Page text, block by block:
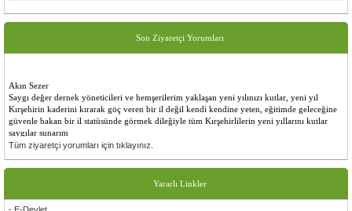
Son Ziyaretçi Yorumları
Akın Sezer
Saygı değer dernek yöneticileri ve hemşerilerim yaklaşan yeni yılınızı kutlar, yeni yıl
Kırşehirin kaderini kırarak göç veren bir il değil kendi kendine yeten, eğitimde geleceğine
güvenle bakan bir il statüsünde görmek dileğiyle tüm Kırşehirlilerin yeni yıllarını kutlar
saygılar sunarım
Ersoy Gezer
Gürsel Tek
Tüm ziyaretçi yorumları için tıklayınız.
Yararlı Linkler